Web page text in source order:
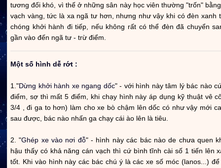
tương đối khó, vì thế ở những sân này học viên thường "trốn"
vạch vàng, tức là xa ngã tư hơn, nhưng như vậy khi có đèn xanh
chóng khởi hành đi tiếp, nếu không rất có thể đèn đã chuyển
gần vào đến ngã tư - trừ điểm.
Một số hình dễ rớt :
1."Dừng khởi hành xe ngang dốc" - với hình này tâm lý bác nào
điểm, sợ thì mất 5 điểm, khi chạy hình này áp dụng kỹ thuật vê
3/4 , đi ga to hơn) làm cho xe bò chậm lên dốc có như vậy mới
sau được, bác nào nhấn ga chạy cái ào lên là tiêu.
2. "Ghép xe vào nơi đỗ" - hình này các bác nào de chưa quen
hậu thấy có khả năng cán vạch thì cứ bình tĩnh cài số 1 tiến lên
tốt. Khi vào hình này các bác chú ý là các xe số móc (lanos...)